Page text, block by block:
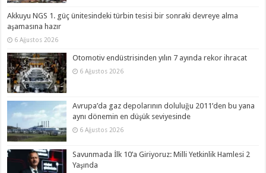
Akkuyu NGS 1. güç ünitesindeki türbin tesisi bir sonraki devreye alma
aşamasına hazır
6 Ağustos 2026
Otomotiv endüstrisinden yılın 7 ayında rekor ihracat
6 Ağustos 2026
Avrupa’da gaz depolarının doluluğu 2011’den bu yana
aynı dönemin en düşük seviyesinde
6 Ağustos 2026
Savunmada İlk 10’a Giriyoruz: Milli Yetkinlik Hamlesi 2
Yaşında